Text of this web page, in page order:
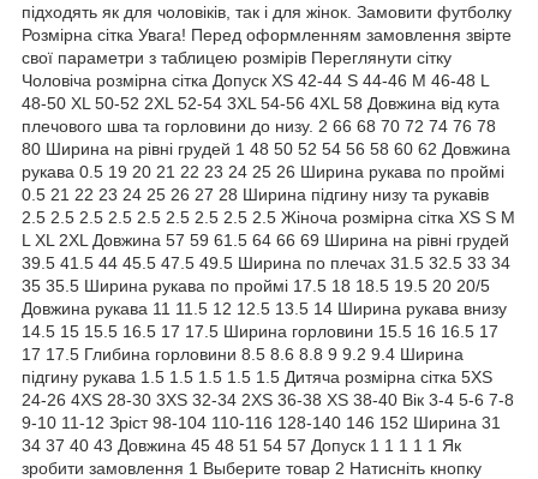
підходять як для чоловіків, так і для жінок. Замовити футболку
Розмірна сітка Увага! Перед оформленням замовлення звірте
свої параметри з таблицею розмірів Переглянути сітку
Чоловіча розмірна сітка Допуск XS 42-44 S 44-46 M 46-48 L
48-50 XL 50-52 2XL 52-54 3XL 54-56 4XL 58 Довжина від кута
плечового шва та горловини до низу. 2 66 68 70 72 74 76 78
80 Ширина на рівні грудей 1 48 50 52 54 56 58 60 62 Довжина
рукава 0.5 19 20 21 22 23 24 25 26 Ширина рукава по проймі
0.5 21 22 23 24 25 26 27 28 Ширина підгину низу та рукавів
2.5 2.5 2.5 2.5 2.5 2.5 2.5 2.5 2.5 Жіноча розмірна сітка XS S M
L XL 2XL Довжина 57 59 61.5 64 66 69 Ширина на рівні грудей
39.5 41.5 44 45.5 47.5 49.5 Ширина по плечах 31.5 32.5 33 34
35 35.5 Ширина рукава по проймі 17.5 18 18.5 19.5 20 20/5
Довжина рукава 11 11.5 12 12.5 13.5 14 Ширина рукава внизу
14.5 15 15.5 16.5 17 17.5 Ширина горловини 15.5 16 16.5 17
17 17.5 Глибина горловини 8.5 8.6 8.8 9 9.2 9.4 Ширина
підгину рукава 1.5 1.5 1.5 1.5 1.5 Дитяча розмірна сітка 5XS
24-26 4XS 28-30 3XS 32-34 2XS 36-38 XS 38-40 Вік 3-4 5-6 7-8
9-10 11-12 Зріст 98-104 110-116 128-140 146 152 Ширина 31
34 37 40 43 Довжина 45 48 51 54 57 Допуск 1 1 1 1 1 Як
зробити замовлення 1 Выберите товар 2 Натисніть кнопку